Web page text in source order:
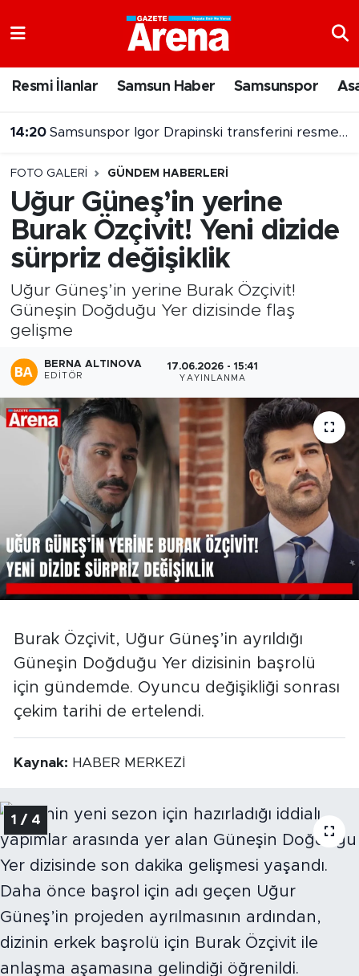
Resmi İlanlar Samsun Haber Samsunspor
14:16 Jadon Sancho Samsunspor'un radarında
FOTO GALERI GÜNDEM HABERLERI
Uğur Güneş’in yerine
Burak Özçivit! Yeni dizide
sürpriz değişiklik
Uğur Güneş’in yerine Burak Özçivit!
Güneşin Doğduğu Yer dizisinde flaş
gelişme
BERNA ALTINOVA
EDITÖR
17.06.2026 - 15:41
YAYINLANMA
Burak Özçivit, Uğur Güneş’in ayrıldığı
Güneşin Doğduğu Yer dizisinin başrolü
için gündemde. Oyuncu değişikliği sonrası
çekim tarihi de ertelendi.
Kaynak: HABER MERKEZİ
1 / 4
Samsun Namaz Vakitleri
Süper Lig Puan Durumu ve Fikstür
Tüm Manşetler
Son Dakika Haberleri